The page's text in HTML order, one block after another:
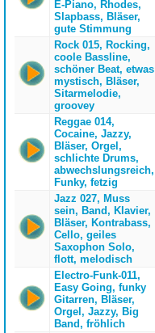
E-Piano, Rhodes,
Slapbass, Bläser,
gute Stimmung
Rock 015, Rocking,
coole Bassline,
schöner Beat, etwas
mystisch, Bläser,
Sitarmelodie,
groovey
Reggae 014,
Cocaine, Jazzy,
Bläser, Orgel,
schlichte Drums,
abwechslungsreich,
Funky, fetzig
Jazz 027, Muss
sein, Band, Klavier,
Bläser, Kontrabass,
Cello, geiles
Saxophon Solo,
flott, melodisch
Electro-Funk-011,
Easy Going, funky
Gitarren, Bläser,
Orgel, Jazzy, Big
Band, fröhlich